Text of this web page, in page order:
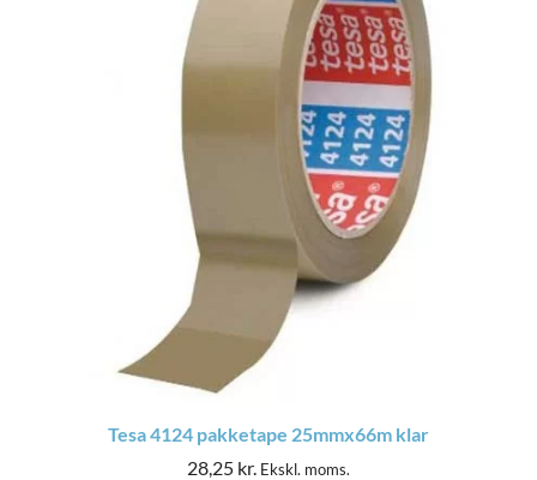
Tesa 4124 pakketape 25mmx66m klar
28,25 kr. Ekskl. moms.